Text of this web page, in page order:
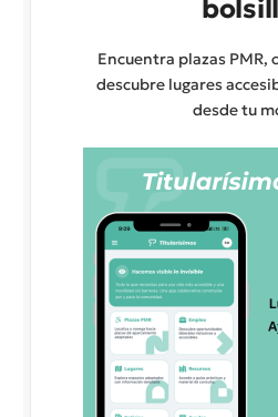
Encuentra plazas PMR,
descubre lugares
desde tu